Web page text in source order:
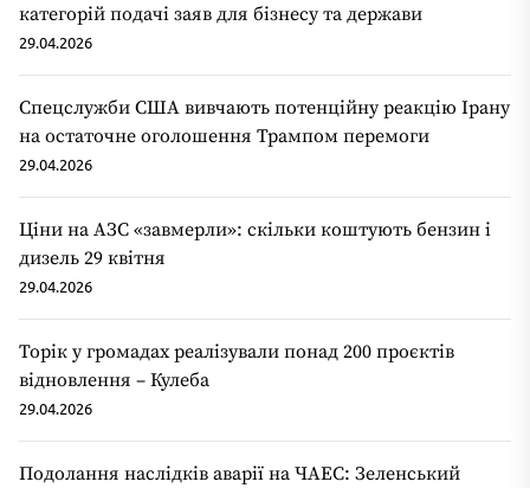
категорій подачі заяв для бізнесу та держави
29.04.2026
Спецслужби США вивчають потенційну реакцію Ірану
на остаточне оголошення Трампом перемоги
29.04.2026
Ціни на АЗС «завмерли»: скільки коштують бензин і
дизель 29 квітня
29.04.2026
Торік у громадах реалізували понад 200 проєктів
відновлення – Кулеба
29.04.2026
Подолання наслідків аварії на ЧАЕС: Зеленський